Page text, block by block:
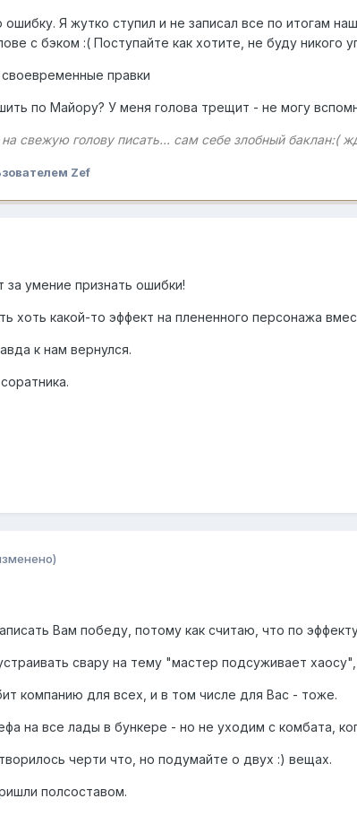
Я жутко ступил и не записал все по итогам
с бэком :( Поступайте как хотите, не буду никого
правки
по Майору? У меня голова трещит - не могу
свежую голову писать... сам себе злобный баклан:(
Zef
за умение признать ошибки!
хоть какой-то эффект на плененного персонажа
к нам вернулся.
Вам победу, потому как считаю, что по
свару на тему "мастер подсуживает
компанию для всех, и в том числе для Вас - тоже.
на все лады в бункере - но не уходим с комбата,
черти что, но подумайте о двух :) вещах.
полсоставом.